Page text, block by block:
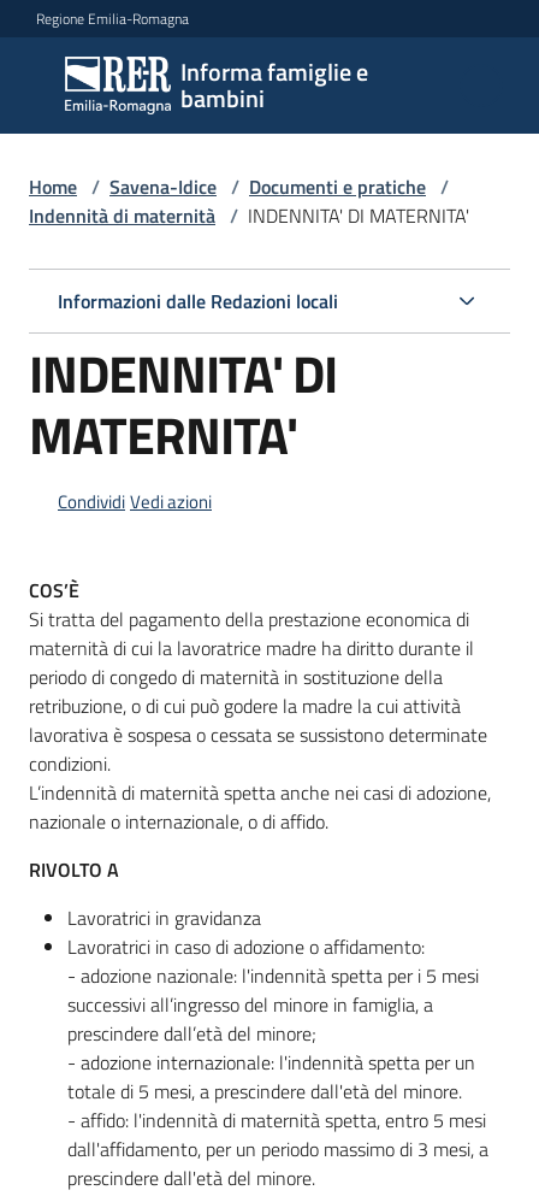
Vai al contenuto
Vai alla navigazione
Vai al footer
Regione Emilia-Romagna
Informa famiglie e
bambini
Informa
famiglie
e
bambini
Argomenti
Servizi
Centri
Informazioni
locali
Newsletter
Home / Savena-Idice / Documenti e pratiche /
Indennità di maternità / INDENNITA' DI MATERNITA'
Informazioni dalle Redazioni locali
INDENNITA' DI
MATERNITA'
CondividiVedi azioni
COS’È
Si tratta del pagamento della prestazione economica di
maternità di cui la lavoratrice madre ha diritto durante il
periodo di congedo di maternità in sostituzione della
retribuzione, o di cui può godere la madre la cui attività
lavorativa è sospesa o cessata se sussistono determinate
condizioni.
L’indennità di maternità spetta anche nei casi di adozione,
nazionale o internazionale, o di affido.
RIVOLTO A
Lavoratrici in gravidanza
Lavoratrici in caso di adozione o affidamento:
- adozione nazionale: l'indennità spetta per i 5 mesi
successivi all’ingresso del minore in famiglia, a
prescindere dall’età del minore;
- adozione internazionale: l'indennità spetta per un
totale di 5 mesi, a prescindere dall'età del minore.
- affido: l'indennità di maternità spetta, entro 5 mesi
dall'affidamento, per un periodo massimo di 3 mesi, a
prescindere dall'età del minore.